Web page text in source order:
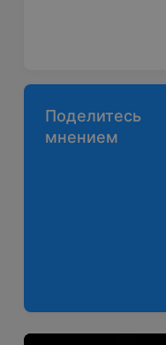
Блокада
Блокада
Поделитесь
мнением